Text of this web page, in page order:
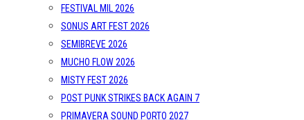
FESTIVAL MIL 2026
SONUS ART FEST 2026
SEMIBREVE 2026
MUCHO FLOW 2026
MISTY FEST 2026
POST PUNK STRIKES BACK AGAIN 7
PRIMAVERA SOUND PORTO 2027